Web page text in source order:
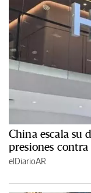
China escala su
presiones
elDiarioAR